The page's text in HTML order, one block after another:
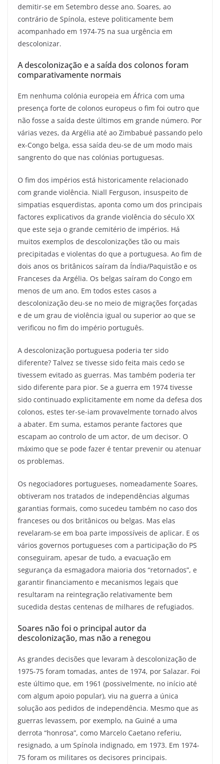
demitir-se em Setembro desse ano. Soares, ao
contrário de Spínola, esteve politicamente bem
acompanhado em 1974-75 na sua urgência em
descolonizar.
A descolonização e a saída dos colonos foram
comparativamente normais
Em nenhuma colónia europeia em África com uma
presença forte de colonos europeus o fim foi outro que
não fosse a saída deste últimos em grande número. Por
várias vezes, da Argélia até ao Zimbabué passando pelo
ex-Congo belga, essa saída deu-se de um modo mais
sangrento do que nas colónias portuguesas.
O fim dos impérios está historicamente relacionado
com grande violência. Niall Ferguson, insuspeito de
simpatias esquerdistas, aponta como um dos principais
factores explicativos da grande violência do século XX
que este seja o grande cemitério de impérios. Há
muitos exemplos de descolonizações tão ou mais
precipitadas e violentas do que a portuguesa. Ao fim de
dois anos os britânicos saíram da Índia/Paquistão e os
Franceses da Argélia. Os belgas saíram do Congo em
menos de um ano. Em todos estes casos a
descolonização deu-se no meio de migrações forçadas
e de um grau de violência igual ou superior ao que se
verificou no fim do império português.
A descolonização portuguesa poderia ter sido
diferente? Talvez se tivesse sido feita mais cedo se
tivessem evitado as guerras. Mas também poderia ter
sido diferente para pior. Se a guerra em 1974 tivesse
sido continuado explicitamente em nome da defesa dos
colonos, estes ter-se-iam provavelmente tornado alvos
a abater. Em suma, estamos perante factores que
escapam ao controlo de um actor, de um decisor. O
máximo que se pode fazer é tentar prevenir ou atenuar
os problemas.
Os negociadores portugueses, nomeadamente Soares,
obtiveram nos tratados de independências algumas
garantias formais, como sucedeu também no caso dos
franceses ou dos britânicos ou belgas. Mas elas
revelaram-se em boa parte impossíveis de aplicar. E os
vários governos portugueses com a participação do PS
conseguiram, apesar de tudo, a evacuação em
segurança da esmagadora maioria dos “retornados”, e
garantir financiamento e mecanismos legais que
resultaram na reintegração relativamente bem
sucedida destas centenas de milhares de refugiados.
Soares não foi o principal autor da
descolonização, mas não a renegou
As grandes decisões que levaram à descolonização de
1975-75 foram tomadas, antes de 1974, por Salazar. Foi
este último que, em 1961 (possivelmente, no início até
com algum apoio popular), viu na guerra a única
solução aos pedidos de independência. Mesmo que as
guerras levassem, por exemplo, na Guiné a uma
derrota “honrosa”, como Marcelo Caetano referiu,
resignado, a um Spínola indignado, em 1973. Em 1974-
75 foram os militares os decisores principais.